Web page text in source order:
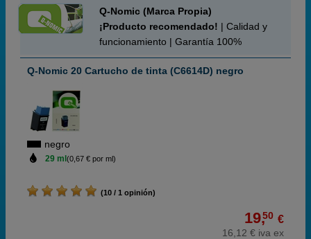
Q-Nomic (Marca Propia)
¡Producto recomendado! | Calidad y
funcionamiento | Garantía 100%
Q-Nomic 20 Cartucho de tinta (C6614D) negro
negro
29 ml (0,67 € por ml)
(10 / 1 opinión)
19,50 €
16,12 € iva ex